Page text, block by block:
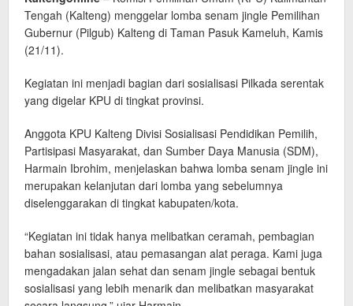
Tengah (Kalteng) menggelar lomba senam jingle Pemilihan
Gubernur (Pilgub) Kalteng di Taman Pasuk Kameluh, Kamis
(21/11).
Kegiatan ini menjadi bagian dari sosialisasi Pilkada serentak
yang digelar KPU di tingkat provinsi.
Anggota KPU Kalteng Divisi Sosialisasi Pendidikan Pemilih,
Partisipasi Masyarakat, dan Sumber Daya Manusia (SDM),
Harmain Ibrohim, menjelaskan bahwa lomba senam jingle ini
merupakan kelanjutan dari lomba yang sebelumnya
diselenggarakan di tingkat kabupaten/kota.
“Kegiatan ini tidak hanya melibatkan ceramah, pembagian
bahan sosialisasi, atau pemasangan alat peraga. Kami juga
mengadakan jalan sehat dan senam jingle sebagai bentuk
sosialisasi yang lebih menarik dan melibatkan masyarakat